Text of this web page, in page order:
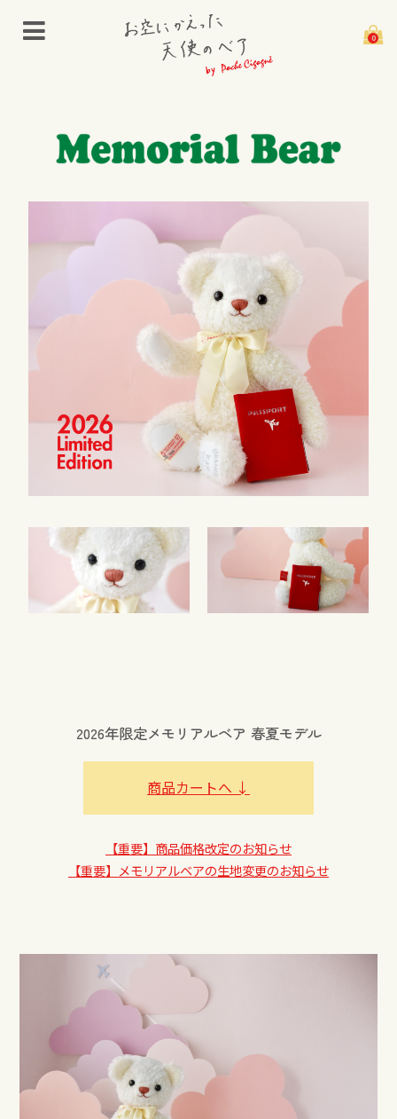
0
お空にかえった天使のベアとは
小さなベアのお仕立て前のお願い
Bear List
Guide
Contact
よくある質問
Offical Site
2026年限定メモリアルベア 春夏モデル
商品カートへ ↓
【重要】商品価格改定のお知らせ
【重要】メモリアルベアの生地変更のお知らせ